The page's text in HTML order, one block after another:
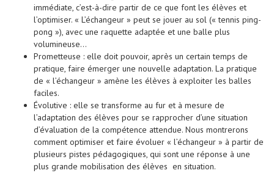
immédiate, c’est-à-dire partir de ce que font les élèves et
l’optimiser. « L’échangeur » peut se jouer au sol (« tennis ping-
pong »), avec une raquette adaptée et une balle plus
volumineuse…
Prometteuse : elle doit pouvoir, après un certain temps de
pratique, faire émerger une nouvelle adaptation. La pratique
de « l’échangeur » amène les élèves à exploiter les balles
faciles.
Évolutive : elle se transforme au fur et à mesure de
l’adaptation des élèves pour se rapprocher d’une situation
d’évaluation de la compétence attendue. Nous montrerons
comment optimiser et faire évoluer « l’échangeur » à partir de
plusieurs pistes pédagogiques, qui sont une réponse à une
plus grande mobilisation des élèves en situation.